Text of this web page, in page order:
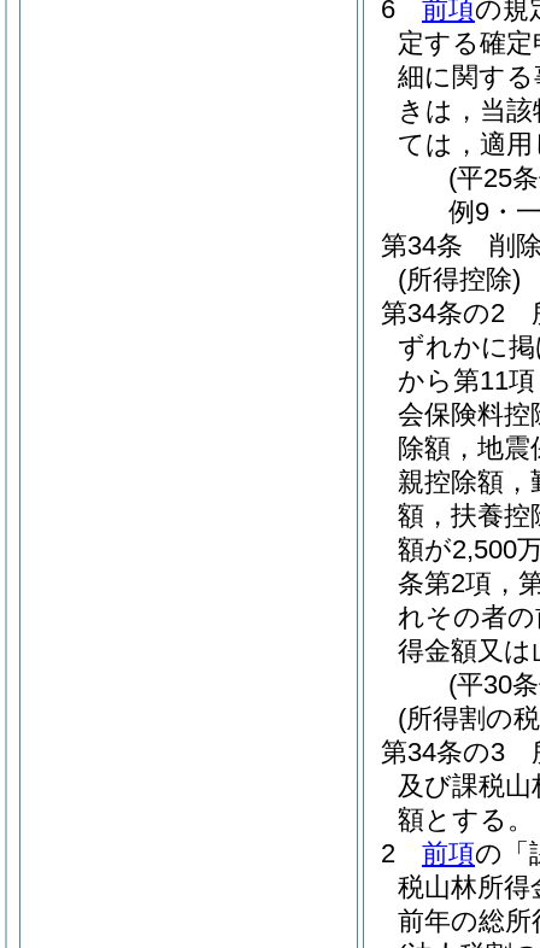
6
前項の規
定する確
細に関す
きは，当
ては，適
(平25
例9・
第34条
削
(所得控除)
第34条の2
ずれかに
から第11
会保険料控
除額，地
親控除額，
額，扶養控
額が2,500
条第2項，
れその者
得金額又
(平30
(所得割の
第34条の3
及び課税
額とする。
2
前項の「
税山林所
前年の総所